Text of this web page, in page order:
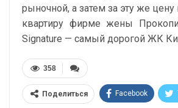
рыночной, а затем за эту же цену
квартиру фирме жены
Signature — самый дорогой ЖК
358
Поделиться Facebook